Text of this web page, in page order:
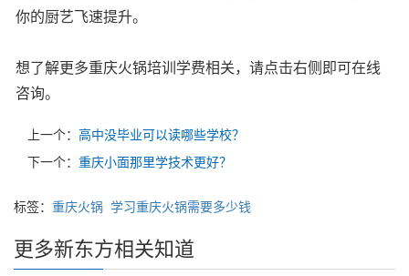
你的厨艺飞速提升。
想了解更多重庆火锅培训学费相关，请点击右侧即可在线
咨询。
上一个： 高中没毕业可以读哪些学校？
下一个： 重庆小面那里学技术更好？
标签： 重庆火锅 学习重庆火锅需要多少钱
更多新东方相关知道